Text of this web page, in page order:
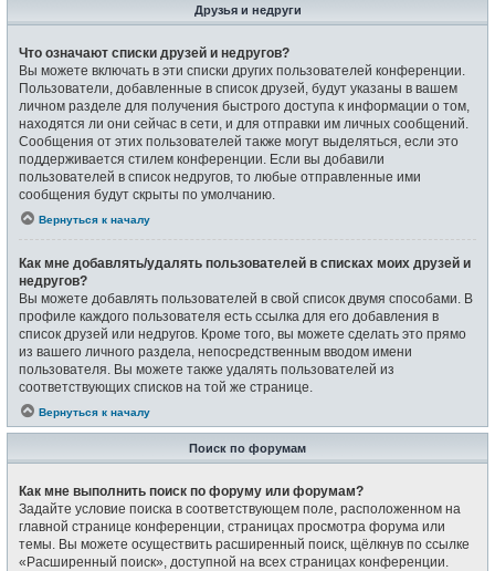
Друзья и недруги
Что означают списки друзей и недругов?
Вы можете включать в эти списки других пользователей конференции.
Пользователи, добавленные в список друзей, будут указаны в вашем
личном разделе для получения быстрого доступа к информации о том,
находятся ли они сейчас в сети, и для отправки им личных сообщений.
Сообщения от этих пользователей также могут выделяться, если это
поддерживается стилем конференции. Если вы добавили
пользователей в список недругов, то любые отправленные ими
сообщения будут скрыты по умолчанию.
Вернуться к началу
Как мне добавлять/удалять пользователей в списках моих друзей и
недругов?
Вы можете добавлять пользователей в свой список двумя способами. В
профиле каждого пользователя есть ссылка для его добавления в
список друзей или недругов. Кроме того, вы можете сделать это прямо
из вашего личного раздела, непосредственным вводом имени
пользователя. Вы можете также удалять пользователей из
соответствующих списков на той же странице.
Вернуться к началу
Поиск по форумам
Как мне выполнить поиск по форуму или форумам?
Задайте условие поиска в соответствующем поле, расположенном на
главной странице конференции, страницах просмотра форума или
темы. Вы можете осуществить расширенный поиск, щёлкнув по ссылке
«Расширенный поиск», доступной на всех страницах конференции.